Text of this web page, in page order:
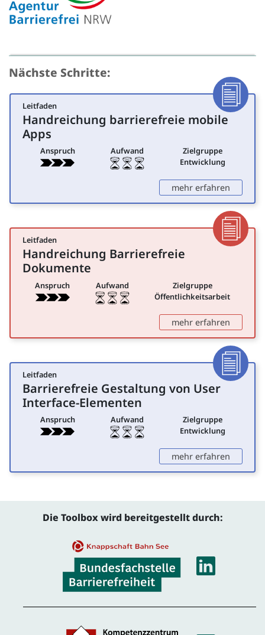
Nächste Schritte:
Leitfaden
für Entwicklung
Handreichung barrierefreie mobile
Apps
Anspruch Aufwand
Zielgruppe
Entwicklung
mehr erfahren
Leitfaden
für Öffentlichkeitsarbeit
Handreichung Barrierefreie
Dokumente
Anspruch Aufwand
Zielgruppe
Öffentlichkeitsarbeit
mehr erfahren
Leitfaden
für Entwicklung
Barrierefreie Gestaltung von User
Interface-Elementen
Anspruch Aufwand
Zielgruppe
Entwicklung
mehr erfahren
Die Toolbox wird bereitgestellt durch: